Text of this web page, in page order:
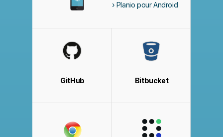
Planio pour Android
GitHub Bitbucket